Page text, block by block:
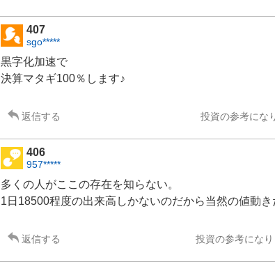
407
sgo*****
黒字化加速で
決算マタギ100％します♪
返信する 投資の参考にな
406
957*****
多くの人がここの存在を知らない。
1日18500程度の出来高しかないのだから当然の値動
返信する 投資の参考になり